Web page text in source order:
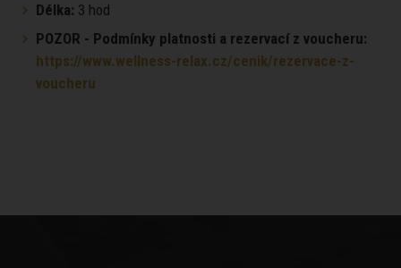
Délka: 3 hod
POZOR - Podmínky platnosti a rezervací z voucheru:
https://www.wellness-relax.cz/cenik/rezervace-z-
voucheru